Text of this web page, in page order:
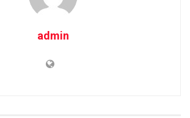
admin